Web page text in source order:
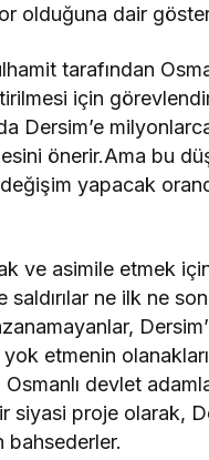
olduğuna dair
tarafından
için
Dersim’e
önerir.Ama bu
yapacak
ve asimile etmek
saldırılar ne ilk ne
yok etmenin
Osmanlı devlet
siyasi proje olarak,
bahsederler.